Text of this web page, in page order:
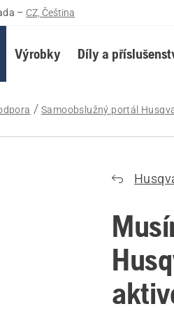
– CZ, Čeština
Výrobky Díly a
Samoobslužný portál